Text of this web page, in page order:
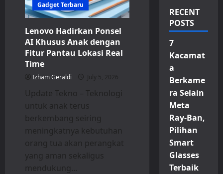
Gadget Terbaru
Lenovo Hadirkan Ponsel
AI Khusus Anak dengan
Fitur Pantau Lokasi Real
Time
Izham Geraldi July 5, 2026
Update Tekno – Teknologi
untuk anak terus
berkembang seiring
meningkatnya kebutuhan
orang tua akan perangkat
yang aman sekaligus
mendukung...
RECENT
POSTS
7
Kacamat
a
Berkame
ra Selain
Meta
Ray-Ban,
Pilihan
Smart
Glasses
Terbaik